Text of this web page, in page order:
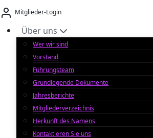
Zum
Inhalt
springen
Mitglieder-Login
Über uns
Wer wir sind
Vorstand
Führungsteam
Grundlegende Dokumente
Jahresberichte
Mitgliederverzeichnis
Herkunft des Namens
Kontaktieren Sie uns